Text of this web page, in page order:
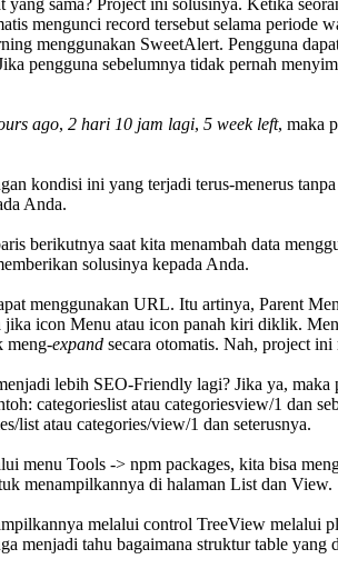
mengunci record tersebut selama periode
menggunakan SweetAlert. Pengguna
pengguna sebelumnya tidak pernah
ago, 2 hari 10 jam lagi, 5 week left, maka
kondisi ini yang terjadi terus-menerus
Anda.
berikutnya saat kita menambah data
solusinya kepada Anda.
menggunakan URL. Itu artinya, Parent
icon Menu atau icon panah kiri diklik.
meng-expand secara otomatis. Nah, project
lebih SEO-Friendly lagi? Jika ya,
categorieslist atau categoriesview/1 dan
list atau categories/view/1 dan seterusnya.
Tools -> npm packages, kita bisa
menampilkannya di halaman List dan View.
melalui control TreeView melalui
menjadi tahu bagaimana struktur table yang